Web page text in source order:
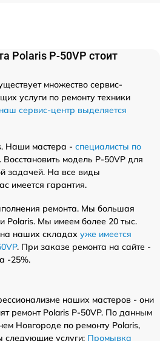
Polaris P-50VP стоит
множество сервис-
услуги по ремонту техники
наш сервис-центр выделяется
Наши мастера - специалисты по
. Восстановить модель P-50VP для
задачей. На все виды
имеется гарантия.
ремонта. Мы большая
Polaris. Мы имеем более 20 тыс.
наших складах уже имеется
. При заказе ремонта на сайте -
-25%.
наших мастеров - они
ремонт Polaris P-50VP. По данным
Новгороде по ремонту Polaris,
следующие услуги: Промывка